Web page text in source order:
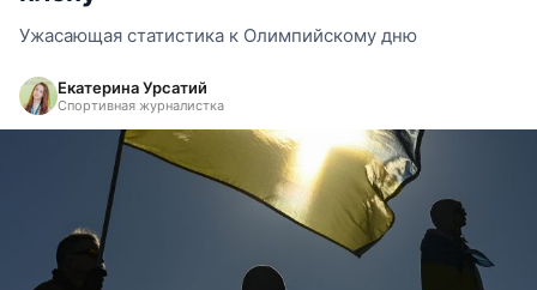
Ужасающая статистика к Олимпийскому дню
Екатерина Урсатий
Спортивная журналистка